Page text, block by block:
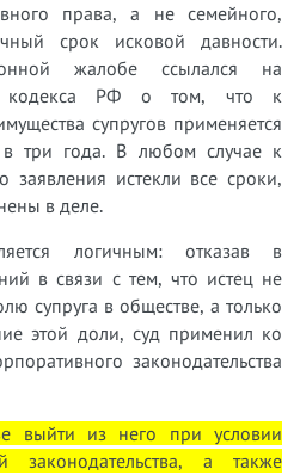
права, а не семейного,
срок исковой давности.
жалобе ссылался на
кодекса РФ о том, что к
супругов применяется
в три года. В любом случае к
заявления истекли все сроки,
в деле.
логичным: отказав в
в связи с тем, что истец не
супруга в обществе, а только
этой доли, суд применил ко
законодательства
выйти из него при условии
законодательства, а также